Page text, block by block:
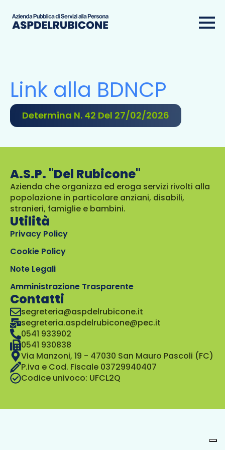
Link alla BDNCP
Determina N. 42 Del 27/02/2026
A.S.P. "Del Rubicone"
Azienda che organizza ed eroga servizi rivolti alla
popolazione in particolare anziani, disabili,
stranieri, famiglie e bambini.
Utilità
Privacy Policy
Cookie Policy
Note Legali
Amministrazione Trasparente
Contatti
segreteria@aspdelrubicone.it
segreteria.aspdelrubicone@pec.it
0541 933902
0541 930838
Via Manzoni, 19 - 47030 San Mauro Pascoli (FC)
P.iva e Cod. Fiscale 03729940407
Codice univoco: UFCL2Q